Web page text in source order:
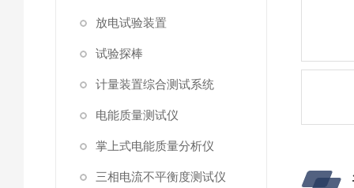
放电试验装置
试验探棒
计量装置综合测试系统
电能质量测试仪
掌上式电能质量分析仪
三相电流不平衡度测试仪